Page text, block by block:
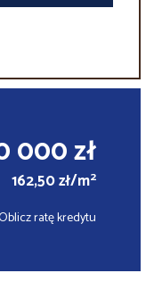
000 zł
162,50 zł/m2
ratę kredytu